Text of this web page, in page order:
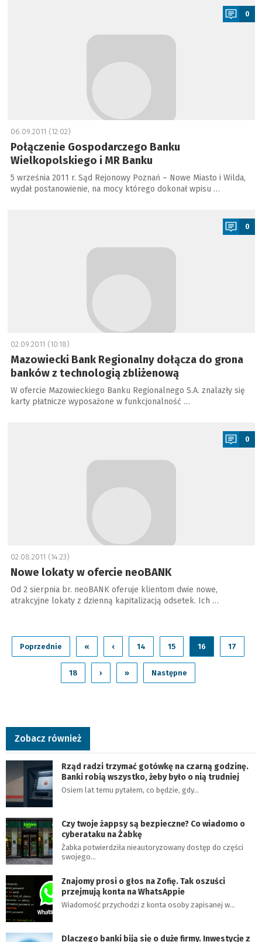
0
06.09.2011 (12:02)
Połączenie Gospodarczego Banku
Wielkopolskiego i MR Banku
5 września 2011 r. Sąd Rejonowy Poznań – Nowe Miasto i Wilda,
wydał postanowienie, na mocy którego dokonał wpisu …
0
02.09.2011 (10:18)
Mazowiecki Bank Regionalny dołącza do grona
banków z technologią zbliżenową
W ofercie Mazowieckiego Banku Regionalnego S.A. znalazły się
karty płatnicze wyposażone w funkcjonalność …
0
02.08.2011 (14:23)
Nowe lokaty w ofercie neoBANK
Od 2 sierpnia br. neoBANK oferuje klientom dwie nowe,
atrakcyjne lokaty z dzienną kapitalizacją odsetek. Ich …
Poprzednie « ‹ 14 15 16 17
18 › » Następne
Zobacz również
Rząd radzi trzymać gotówkę na czarną godzinę.
Banki robią wszystko, żeby było o nią trudniej
Osiem lat temu pytałem, co będzie, gdy…
Czy twoje żappsy są bezpieczne? Co wiadomo o
cyberataku na Żabkę
Żabka potwierdziła nieautoryzowany dostęp do części
swojego…
Znajomy prosi o głos na Zofię. Tak oszuści
przejmują konta na WhatsAppie
Wiadomość przychodzi z konta osoby zapisanej w…
Dlaczego banki biją się o duże firmy. Inwestycje z